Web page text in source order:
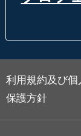
利用規約及び個
保護方針